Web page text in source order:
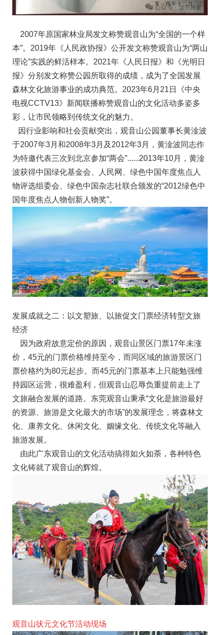
2007年原国家林业局发文称赞观音山为“全国的一个样
本”。2019年《人民政协报》公开发文称赞观音山为“两山
理论”实践的鲜活样本。2021年《人民日报》和《光明日
报》分别发文称赞公园所取得的成绩，成为了全国发展
森林文化旅游事业的成功典范。2023年6月21日《中央
电视CCTV13》新闻联播称赞观音山的文化活动多姿多
彩，让市民领略到传统文化的魅力。
因行业影响和社会贡献突出，观音山公园董事长黄淦波
于2007年3月和2008年3月及2012年3月，黄淦波同志作
为特邀代表三次到北京参加“两会”......2013年10月，黄淦
波获得中国绿化基金会、人民网、绿色中国年度焦点人
物评选组委会、绿色中国杂志社联合颁发的“2012绿色中
国年度焦点人物创新人物奖”。
发展成就之二：以文塑旅、以旅促文门票经济转型文旅
经济
因为政府故意定价的原因，观音山景区门票17年未涨
价，45元的门票价格维持至今，而同区域的旅游景区门
票价格约为80元起步。而45元的门票基本上只能勉强维
持园区运营，很难盈利，但观音山忍辱负重提前走上了
文旅融合发展的道路。东莞观音山秉承“文化是旅游最好
的资源、旅游是文化最大的市场”的发展理念，将森林文
化、康养文化、休闲文化、姻缘文化、传统文化等融入
旅游发展。
由此广东观音山的文化活动搞得如火如荼，各种特色
文化铸就了观音山的辉煌。
观音山状元文化节活动现场